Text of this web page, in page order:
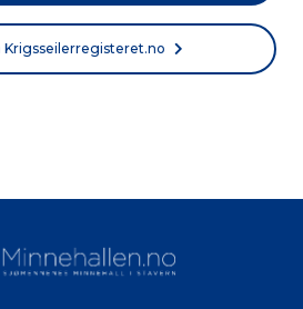
Krigsseilerregisteret.no